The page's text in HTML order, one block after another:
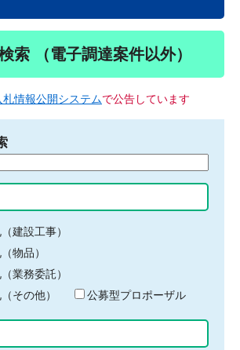
索 （電子調達案件以外）
札情報公開システムで公告しています
建設工事）
物品）
業務委託）
その他）
公募型プロポーザル